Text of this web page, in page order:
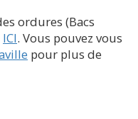
ordures (Bacs
ICI. Vous pouvez vous
pour plus de